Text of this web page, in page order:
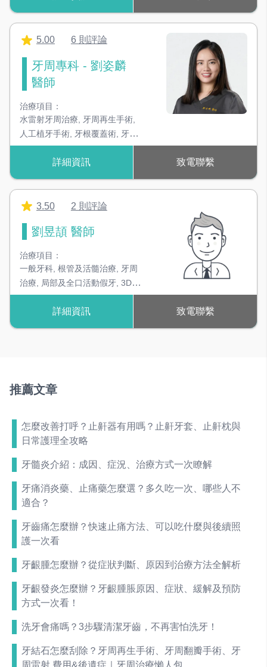
5.00 6 則評論
牙周專科 - 劉姿麟
醫師
治療項目：
水雷射牙周治療
牙周再生手術
人工植牙手術 牙根覆蓋術 牙冠
增長術
詳細資訊 致電聯繫
3.50 2 則評論
劉昱頡 醫師
治療項目：
一般牙科, 根管及活髓治療, 牙周
治療, 局部及全口活動假牙, 3D齒
雕,固定假牙,全瓷冠,噴砂美白,
兒童牙科詳細資訊 致電聯繫
推薦文章
怎麼改善打呼？止鼾器有用嗎？止鼾牙套、止鼾枕與
日常護理全攻略
牙髓炎介紹：成因、症況、治療方式一次瞭解
牙痛消炎藥、止痛藥怎麼選？多久吃一次、哪些人不
適合？
牙齒痛怎麼辦？快速止痛方法、可以吃什麼與後續照
護一次看
牙齦腫怎麼辦？從症狀判斷、原因到治療方法全解析
牙齦發炎怎麼辦？牙齦腫脹原因、症狀、緩解及預防
方式一次看！
洗牙會痛嗎？3步驟清潔牙齒，不再害怕洗牙！
牙結石怎麼刮除？牙周再生手術、牙周翻瓣手術、牙